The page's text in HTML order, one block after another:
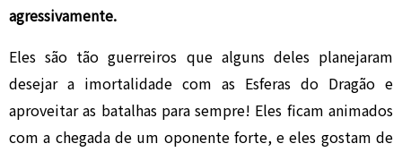
agressivamente.
Eles são tão guerreiros que alguns deles planejaram
desejar a imortalidade com as Esferas do Dragão e
aproveitar as batalhas para sempre! Eles ficam animados
com a chegada de um oponente forte, e eles gostam de